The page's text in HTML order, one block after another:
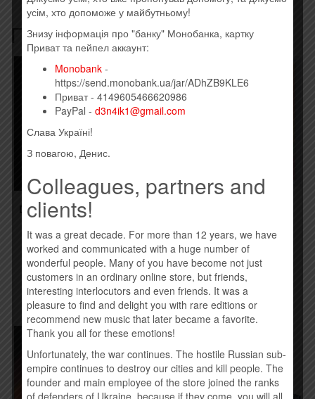
Похожие товары
DISCLOSURE – CARACAL
(2015)
260,00грн.
Купить
Купить
Товар закінчився!
усім, хто допоможе у майбутньому!
Знизу інформація про "банку" Монобанка, картку
Приват та пейпел аккаунт:
Monobank -
https://send.monobank.ua/jar/ADhZB9KLE6
Приват - 4149605466620986
PayPal - d3n4ik1@gmail.com
Слава Україні!
З повагою, Денис.
Colleagues, partners and
clients!
It was a great decade. For more than 12 years, we have
worked and communicated with a huge number of
wonderful people. Many of you have become not just
customers in an ordinary online store, but friends,
interesting interlocutors and even friends. It was a
pleasure to find and delight you with rare editions or
recommend new music that later became a favorite.
Thank you all for these emotions!
Unfortunately, the war continues. The hostile Russian sub-
empire continues to destroy our cities and kill people. The
founder and main employee of the store joined the ranks
of defenders of Ukraine, because if they come, you will all